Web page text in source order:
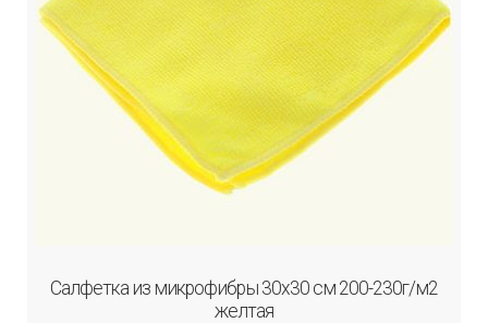
Салфетка из микрофибры 30х30 см 200-230г/м2
желтая